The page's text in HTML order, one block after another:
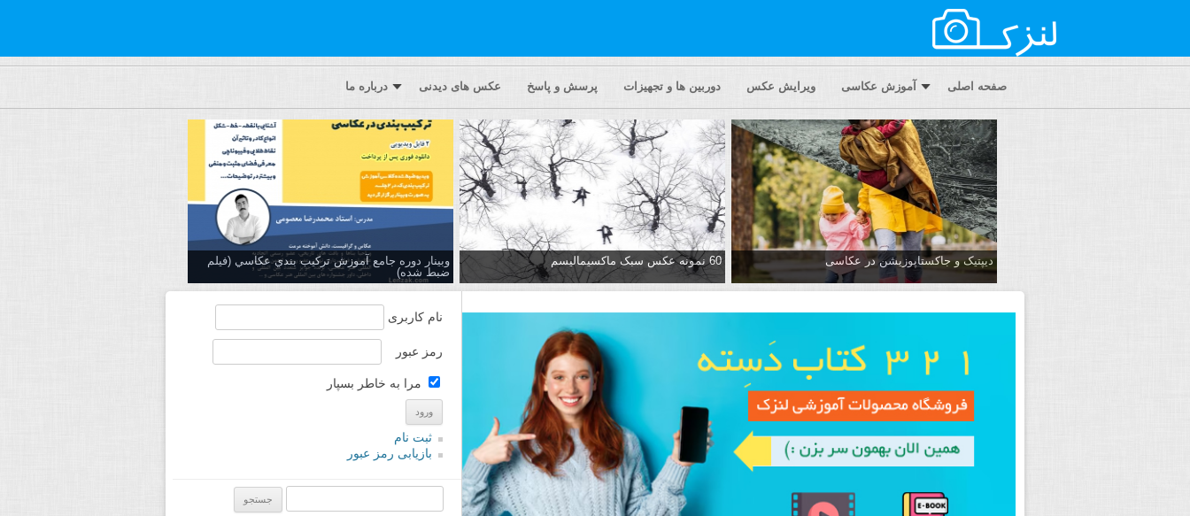
صفحه اصلی آموزش عکاسی ویرایش عکس دوربین ها و تجهیزات پرسش و پاسخ عکس های دیدنی درباره ما
دیپتیک و جاکستا‌پوزیشن در عکاسی 60 نمونه عکس سبک ماکسیمالیسم
وبینار دوره جامع آموزش تركيب بندي عكاسي (فیلم
ضبط شده)
نام کاربری
رمز عبور
مرا به خاطر بسپار
ثبت نام
بازیابی رمز عبور